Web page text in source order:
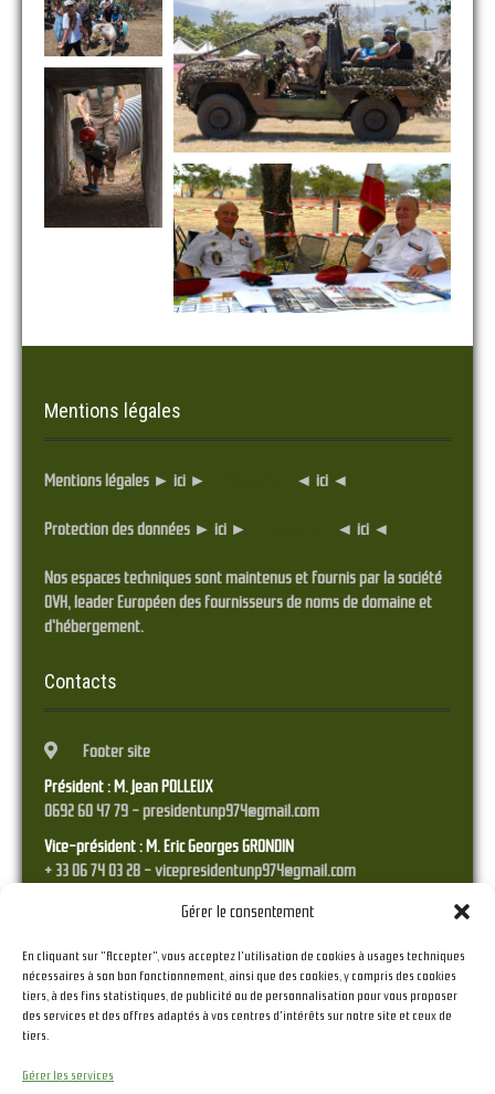
Gérer le consentement
En cliquant sur "Accepter", vous acceptez l'utilisation de cookies à usages techniques
nécessaires à son bon fonctionnement, ainsi que des cookies, y compris des cookies
tiers, à des fins statistiques, de publicité ou de personnalisation pour vous proposer
des services et des offres adaptés à vos centres d'intérêts sur notre site et ceux de
tiers.
Gérer les services
Mentions légales
Mentions légales ► ici ► ◄ ici ◄
Protection des données ► ici ► ◄ ici ◄
Nos espaces techniques sont maintenus et fournis par la société
OVH, leader Européen des fournisseurs de noms de domaine et
d'hébergement.
Contacts
Footer site
Président : M. Jean POLLEUX
0692 60 47 79 - presidentunp974@gmail.com
Vice-président : M. Eric Georges GRONDIN
+ 33 06 74 03 28 - vicepresidentunp974@gmail.com
Trésorier : M. Franck STYRANEC
Secrétaire : M. Raymond RAMPEAU
06 92 36 41 23 - secretariat.unp974@gmail.com